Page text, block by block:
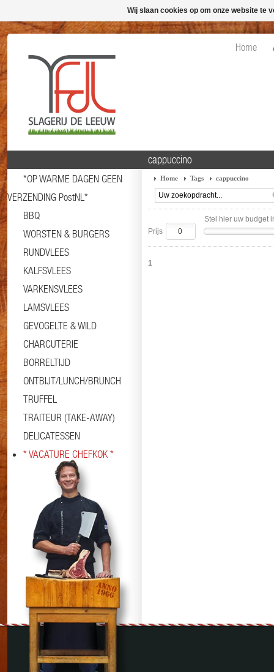
Home
*OP WARME DAGEN GEEN
VERZENDING PostNL*
BBQ
WORSTEN & BURGERS
RUNDVLEES
KALFSVLEES
VARKENSVLEES
LAMSVLEES
GEVOGELTE & WILD
CHARCUTERIE
BORRELTIJD
ONTBIJT/LUNCH/BRUNCH
TRUFFEL
TRAITEUR (TAKE-AWAY)
DELICATESSEN
* VACATURE CHEFKOK *
cappuccino
Home Tags cappuccino
Stel hier uw budget
Prijs
1
Wij slaan cookies op om onze website te